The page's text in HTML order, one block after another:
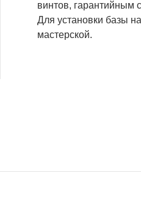
винтов, гарантийным
Для установки базы
мастерской.